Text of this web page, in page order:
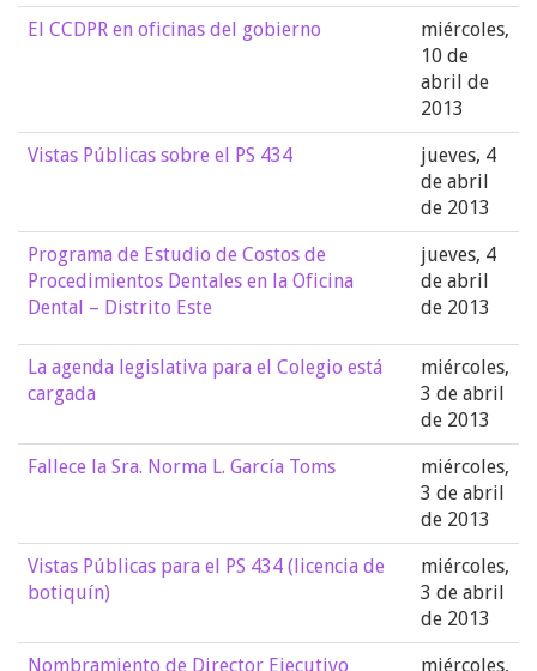
El CCDPR en oficinas del gobierno
miércoles,
10 de
abril de
2013
Vistas Públicas sobre el PS 434
jueves, 4
de abril
de 2013
Programa de Estudio de Costos de
Procedimientos Dentales en la Oficina
Dental – Distrito Este
jueves, 4
de abril
de 2013
La agenda legislativa para el Colegio está
cargada
miércoles,
3 de abril
de 2013
Fallece la Sra. Norma L. García Toms
miércoles,
3 de abril
de 2013
Vistas Públicas para el PS 434 (licencia de
botiquín)
miércoles,
3 de abril
de 2013
Nombramiento de Director Ejecutivo miércoles,